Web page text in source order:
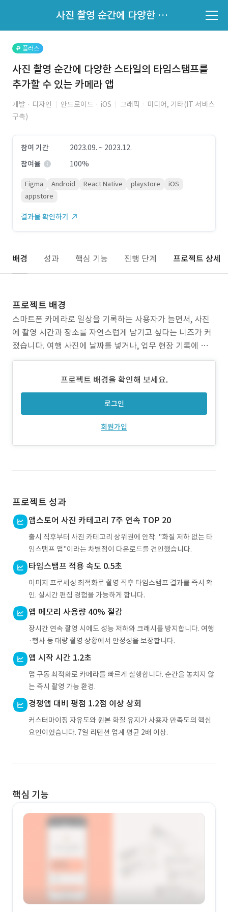
사진 촬영 순간에 다양한 스타일의 타임스탬프를 추가할 수 있는 카메라 앱
지원자 목록 바로가기
플러스
사진 촬영 순간에 다양한 스타일의 타임스탬프를
추가할 수 있는 카메라 앱
개발 · 디자인 안드로이드 · iOS
그래픽ㆍ미디어, 기타(IT 서비스
구축)
참여 기간
2023.09. ~ 2023.12.
참여율
100%
Figma Android React Native playstore
iOS
appstore
결과물 확인하기
배경 성과 핵심 기능 진행 단계 프로젝트 상세
프로젝트 배경
스마트폰 카메라로 일상을 기록하는 사용자가 늘면서, 사진
에 촬영 시간과 장소를 자연스럽게 남기고 싶다는 니즈가 커
졌습니다. 여행 사진에 날짜를 넣거나, 업무 현장 기록에 타임
스탬프를 찍거나, SNS에 올릴 사진에 감성적인 날짜 스타일
싶은 사용자들입니다. 기존 타임스탬프 앱들은 이 니즈를 제
대로 채우지 못하고 있었습니다. 폰트 선택지가 2~3개
프로젝트 배경을 확인해 보세요.
로그인
회원가입
프로젝트 성과
앱스토어 사진 카테고리 7주 연속 TOP 20
출시 직후부터 사진 카테고리 상위권에 안착. "화질 저하 없는 타
임스탬프 앱"이라는 차별점이 다운로드를 견인했습니다.
타임스탬프 적용 속도 0.5초
이미지 프로세싱 최적화로 촬영 직후 타임스탬프 결과를 즉시 확
인. 실시간 편집 경험을 가능하게 합니다.
앱 메모리 사용량 40% 절감
장시간 연속 촬영 시에도 성능 저하와 크래시를 방지합니다. 여행
·행사 등 대량 촬영 상황에서 안정성을 보장합니다.
앱 시작 시간 1.2초
앱 구동 최적화로 카메라를 빠르게 실행합니다. 순간을 놓치지 않
는 즉시 촬영 가능 환경.
경쟁앱 대비 평점 1.2점 이상 상회
커스터마이징 자유도와 원본 화질 유지가 사용자 만족도의 핵심
요인이었습니다. 7일 리텐션 업계 평균 2배 이상.
핵심 기능